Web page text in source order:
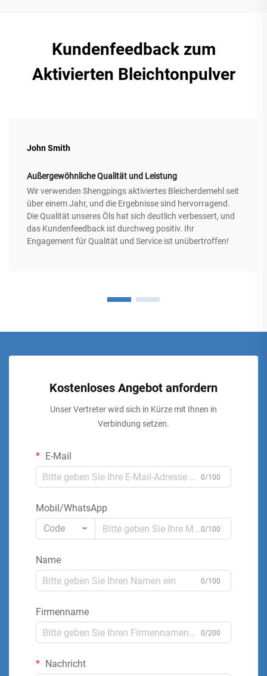
Kundenfeedback zum
Aktivierten Bleichtonpulver
John Smith
Außergewöhnliche Qualität und Leistung
Wir verwenden Shengpings aktiviertes Bleicherdemehl seit
über einem Jahr, und die Ergebnisse sind hervorragend.
Die Qualität unseres Öls hat sich deutlich verbessert, und
das Kundenfeedback ist durchweg positiv. Ihr
Engagement für Qualität und Service ist unübertroffen!
Kostenloses Angebot anfordern
Unser Vertreter wird sich in Kürze mit Ihnen in
Verbindung setzen.
E-Mail
0/100
Mobil/WhatsApp
Code
0/100
Name
0/100
Firmenname
0/200
Nachricht